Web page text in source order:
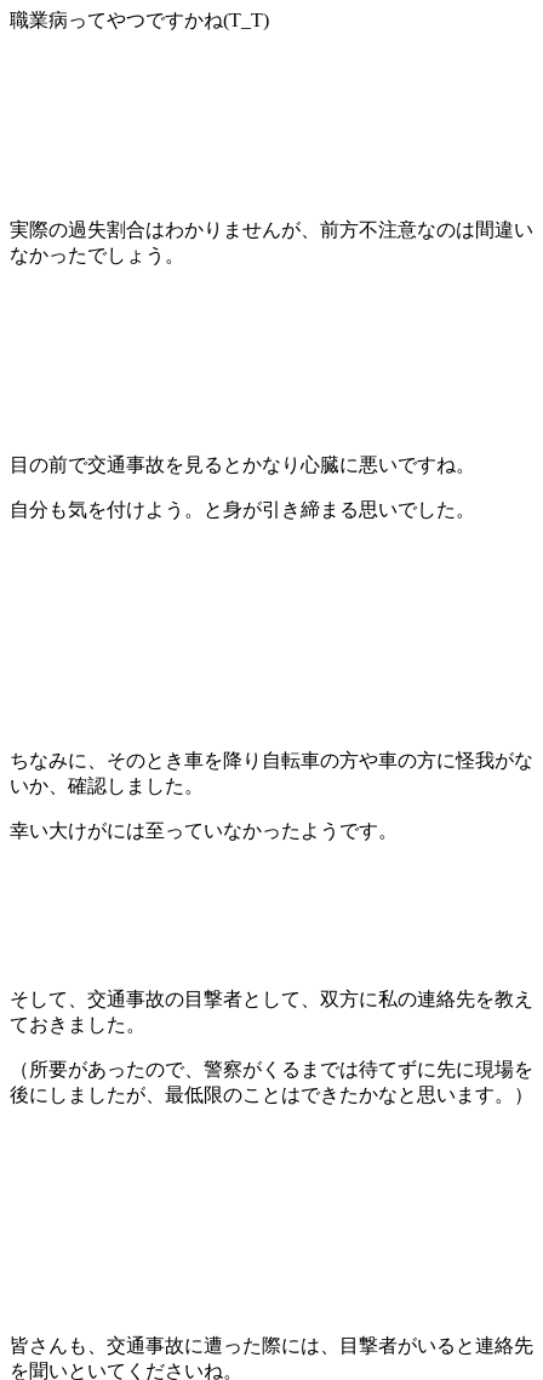
職業病ってやつですかね(T_T)
実際の過失割合はわかりませんが、前方不注意なのは間違い
なかったでしょう。
目の前で交通事故を見るとかなり心臓に悪いですね。
自分も気を付けよう。と身が引き締まる思いでした。
ちなみに、そのとき車を降り自転車の方や車の方に怪我がな
いか、確認しました。
幸い大けがには至っていなかったようです。
そして、交通事故の目撃者として、双方に私の連絡先を教え
ておきました。
（所要があったので、警察がくるまでは待てずに先に現場を
後にしましたが、最低限のことはできたかなと思います。）
皆さんも、交通事故に遭った際には、目撃者がいると連絡先
を聞いといてくださいね。